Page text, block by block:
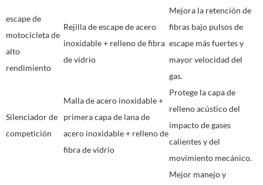
escape de
motocicleta de
alto
rendimiento
Rejilla de escape de acero
inoxidable + relleno de fibra
de vidrio
Mejora la retención de
fibras bajo pulsos de
escape más fuertes y
mayor velocidad del
gas.
Silenciador de
competición
Malla de acero inoxidable +
primera capa de lana de
acero inoxidable + relleno de
fibra de vidrio
Protege la capa de
relleno acústico del
impacto de gases
calientes y del
movimiento mecánico.
Mejor manejo y